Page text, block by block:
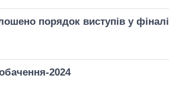
порядок виступів у фіналі
2024